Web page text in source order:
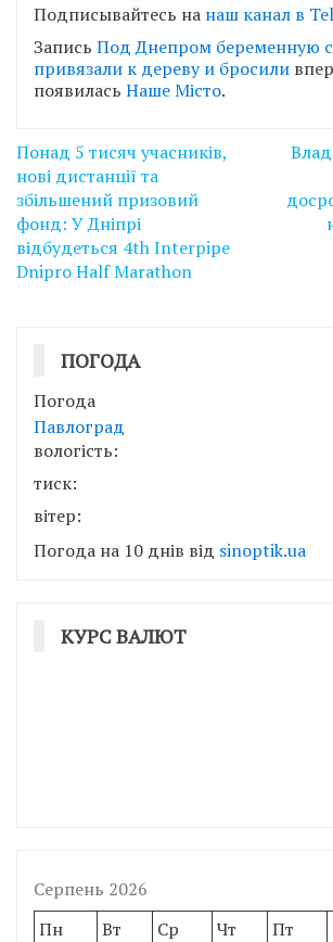
Подписывайтесь на наш канал в
Запись Под Днепром беременную
привязали к дереву и бросили
появилась Наше Місто.
Навігація
записів
Понад 5 тисяч учасників,
нові дистанції та
збільшений призовий
фонд: У Дніпрі
відбудеться 4th Interpipe
Dnipro Half Marathon
ПОГОДА
Погода
Павлоград
вологість:
тиск:
вітер:
Погода на 10 днів від sinoptik.ua
КУРС ВАЛЮТ
Серпень 2026
Пн
Вт Ср Чт Пт